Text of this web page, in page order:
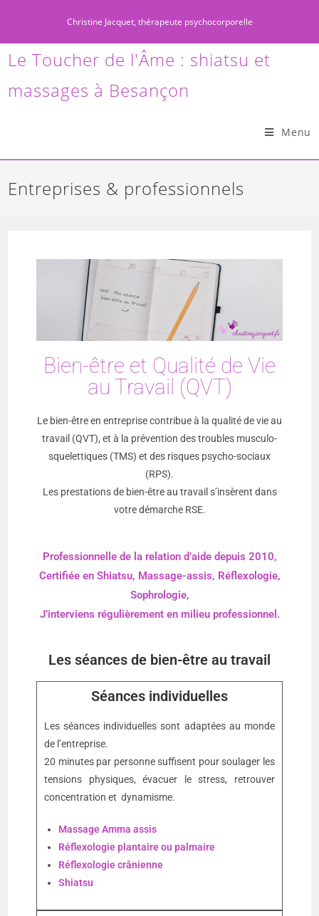
Christine Jacquet, thérapeute psychocorporelle
Le Toucher de l'Âme : shiatsu et
massages à Besançon
Menu
Entreprises & professionnels
Bien-être et Qualité de Vie
au Travail (QVT)
Le bien-être en entreprise contribue à la qualité de vie au
travail (QVT), et à la prévention des troubles musculo-
squelettiques (TMS) et des risques psycho-sociaux
(RPS).
Les prestations de bien-être au travail s’insèrent dans
votre démarche RSE.
Professionnelle de la relation d’aide depuis 2010,
Certifiée en Shiatsu, Massage-assis, Réflexologie,
Sophrologie,
J’interviens régulièrement en milieu professionnel.
Les séances de bien-être au travail
Séances individuelles
Les séances individuelles sont adaptées au monde
de l’entreprise.
20 minutes par personne suffisent pour soulager les
tensions physiques, évacuer le stress, retrouver
concentration et dynamisme.
Massage Amma assis
Réflexologie plantaire ou palmaire
Réflexologie crânienne
Shiatsu